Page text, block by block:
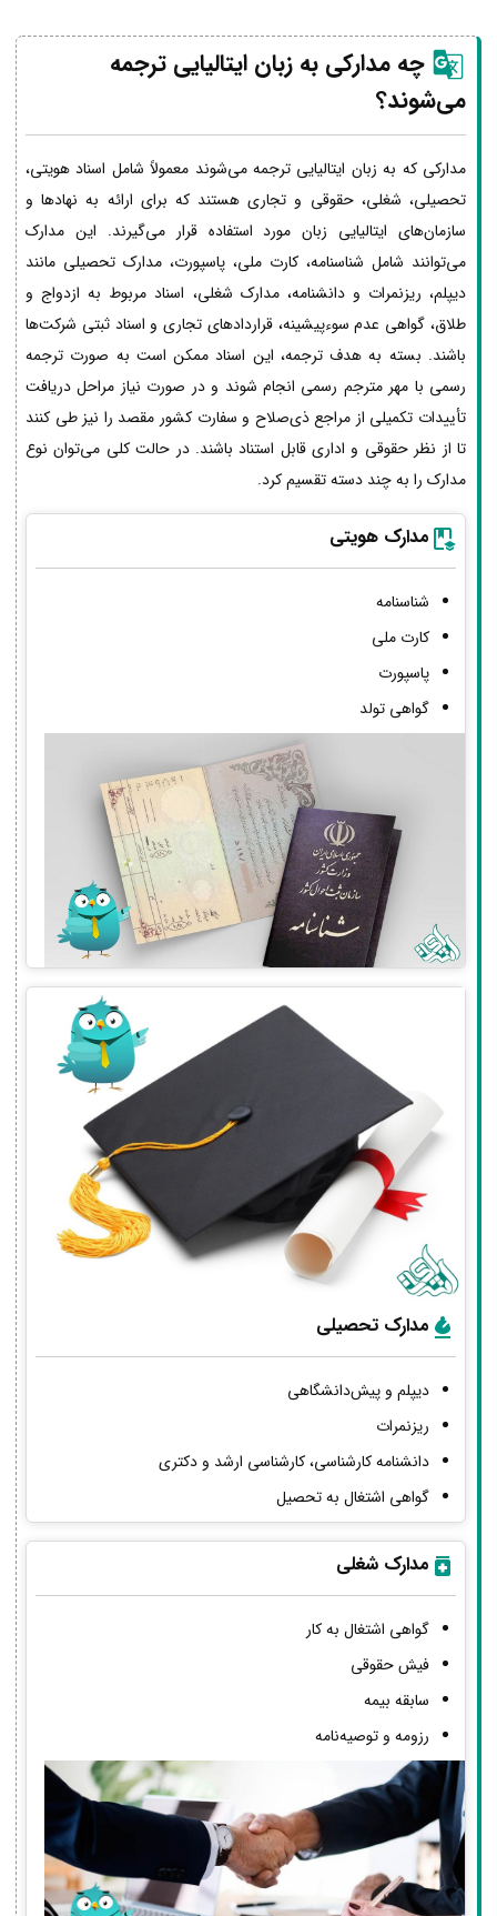
چه مدارکی به زبان ایتالیایی ترجمه
می‌شوند؟
مدارکی که به زبان ایتالیایی ترجمه می‌شوند معمولاً شامل اسناد هویتی،
تحصیلی، شغلی، حقوقی و تجاری هستند که برای ارائه به نهادها و
سازمان‌های ایتالیایی زبان مورد استفاده قرار می‌گیرند. این مدارک
می‌توانند شامل شناسنامه، کارت ملی، پاسپورت، مدارک تحصیلی مانند
دیپلم، ریزنمرات و دانشنامه، مدارک شغلی، اسناد مربوط به ازدواج و
طلاق، گواهی عدم سوءپیشینه، قراردادهای تجاری و اسناد ثبتی شرکت‌ها
باشند. بسته به هدف ترجمه، این اسناد ممکن است به صورت ترجمه
رسمی با مهر مترجم رسمی انجام شوند و در صورت نیاز مراحل دریافت
تأییدات تکمیلی از مراجع ذی‌صلاح و سفارت کشور مقصد را نیز طی کنند
تا از نظر حقوقی و اداری قابل استناد باشند. در حالت کلی می‌توان نوع
مدارک را به چند دسته تقسیم کرد.
مدارک هویتی
شناسنامه
کارت ملی
پاسپورت
گواهی تولد
مدارک تحصیلی
دیپلم و پیش‌دانشگاهی
ریزنمرات
دانشنامه کارشناسی، کارشناسی ارشد و دکتری
گواهی اشتغال به تحصیل
مدارک شغلی
گواهی اشتغال به کار
فیش حقوقی
سابقه بیمه
رزومه و توصیه‌نامه